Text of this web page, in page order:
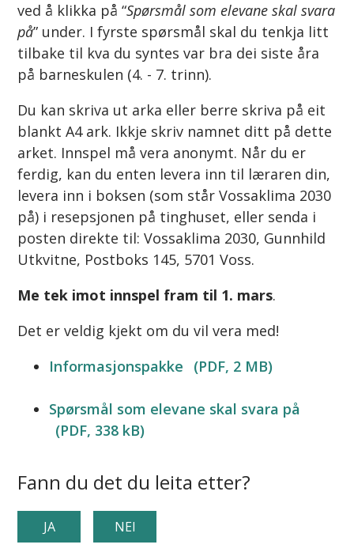
ved å klikka på “Spørsmål som elevane skal svara
på” under. I fyrste spørsmål skal du tenkja litt
tilbake til kva du syntes var bra dei siste åra
på barneskulen (4. - 7. trinn).
Du kan skriva ut arka eller berre skriva på eit
blankt A4 ark. Ikkje skriv namnet ditt på dette
arket. Innspel må vera anonymt. Når du er
ferdig, kan du enten levera inn til læraren din,
levera inn i boksen (som står Vossaklima 2030
på) i resepsjonen på tinghuset, eller senda i
posten direkte til: Vossaklima 2030, Gunnhild
Utkvitne, Postboks 145, 5701 Voss.
Me tek imot innspel fram til 1. mars.
Det er veldig kjekt om du vil vera med!
Informasjonspakke
(PDF, 2 MB)
Spørsmål som elevane skal svara på
(PDF, 338 kB)
Fann du det du leita etter?
JA NEI